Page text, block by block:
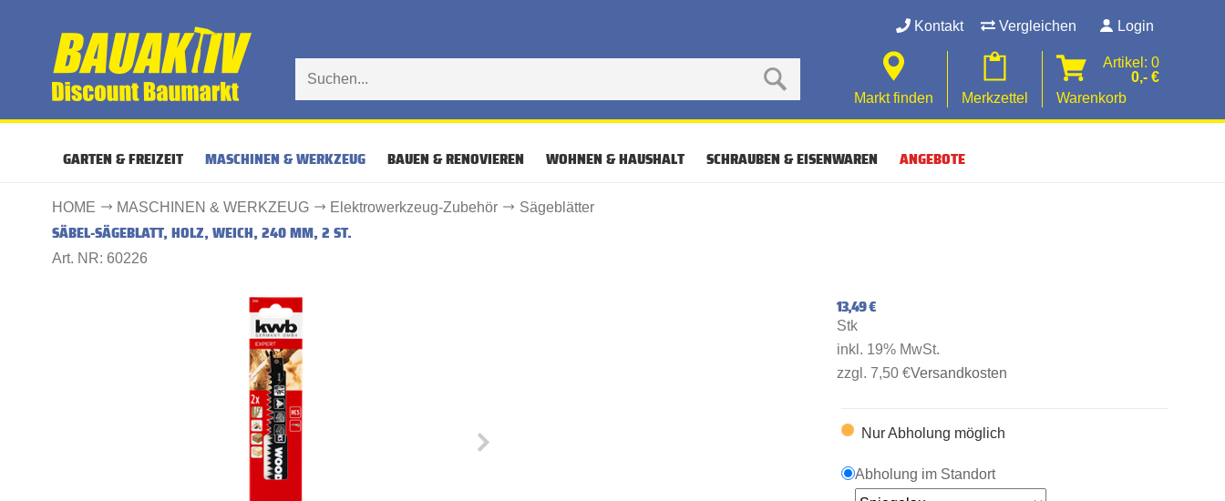
Kontakt Vergleichen Login
Markt finden Merkzettel
Artikel: 0
0,- €
Warenkorb
GARTEN & FREIZEIT MASCHINEN & WERKZEUG BAUEN & RENOVIEREN WOHNEN & HAUSHALT SCHRAUBEN & EISENWAREN ANGEBOTE
HOME MASCHINEN & WERKZEUG Elektrowerkzeug-Zubehör Sägeblätter
SÄBEL-SÄGEBLATT, HOLZ, WEICH, 240 MM, 2 ST.
Art. NR: 60226
13,49 €
Stk
inkl. 19% MwSt.
zzgl. 7,50 €Versandkosten
Nur Abholung möglich
Abholung im Standort